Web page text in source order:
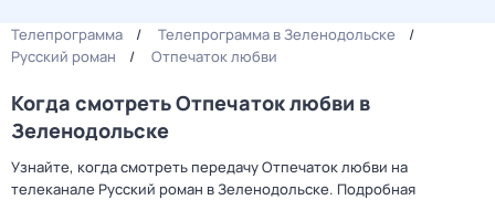
Телепрограмма
Телепрограмма в Зеленодольске
Русский роман
Отпечаток любви
Когда смотреть Отпечаток любви в
Зеленодольске
Узнайте, когда смотреть передачу Отпечаток любви на
телеканале Русский роман в Зеленодольске. Подробная